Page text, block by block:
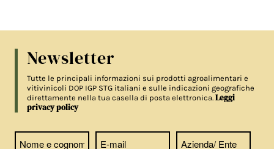
Newsletter
Tutte le principali informazioni sui prodotti agroalimentari e
vitivinicoli DOP IGP STG italiani e sulle indicazioni geografiche
direttamente nella tua casella di posta elettronica.Leggi
privacy policy